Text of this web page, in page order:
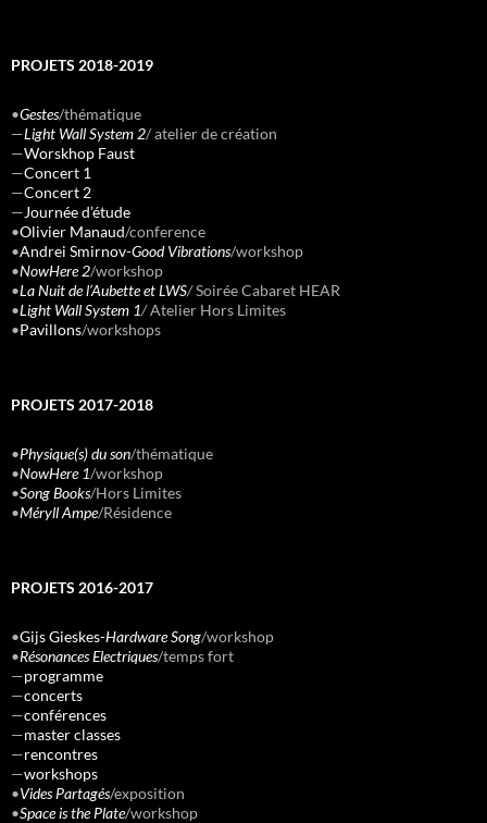
PROJETS 2018-2019
•Gestes/thématique
—Light Wall System 2/ atelier de création
—Worskhop Faust
—Concert 1
—Concert 2
—Journée d’étude
•Olivier Manaud/conference
•Andrei Smirnov-Good Vibrations/workshop
•NowHere 2/workshop
•La Nuit de l’Aubette et LWS/Soirée Cabaret HEAR
•Light Wall System 1/Atelier Hors Limites
•Pavillons/workshops
PROJETS 2017-2018
•Physique(s) du son/thématique
•NowHere 1/workshop
•Song Books/Hors Limites
•Méryll Ampe/Résidence
PROJETS 2016-2017
•Gijs Gieskes-Hardware Song/workshop
•Résonances Electriques/temps fort
—programme
—concerts
—conférences
—master classes
—rencontres
—workshops
•Vides Partagés/exposition
•Space is the Plate/workshop